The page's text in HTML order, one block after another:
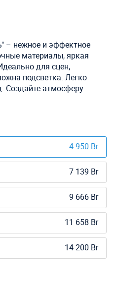
– нежное и эффектное
материалы, яркая
для сцен,
подсветка. Легко
Создайте атмосферу
4 950 Br
7 139 Br
9 666 Br
11 658 Br
14 200 Br